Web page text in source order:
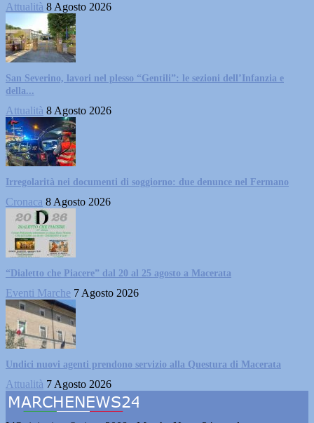
Attualità 8 Agosto 2026
San Severino, lavori nel plesso “Gentili”: le sezioni dell’Infanzia e
della...
Attualità 8 Agosto 2026
Irregolarità nei documenti di soggiorno: due denunce nel Fermano
Cronaca 8 Agosto 2026
“Dialetto che Piacere” dal 20 al 25 agosto a Macerata
Eventi Marche 7 Agosto 2026
Undici nuovi agenti prendono servizio alla Questura di Macerata
Attualità 7 Agosto 2026